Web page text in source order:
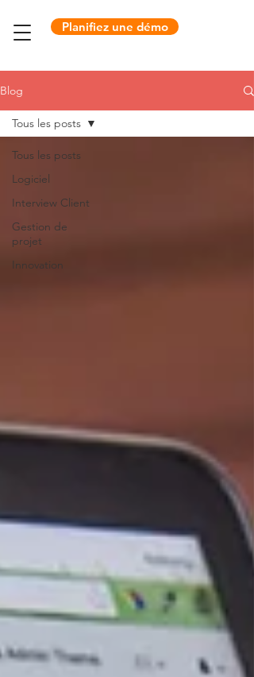
Planifiez une démo
Blog
Tous les posts
Logiciel
Interview Client
Gestion de
projet
Innovation
Tous les posts